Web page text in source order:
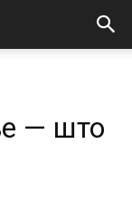
— што